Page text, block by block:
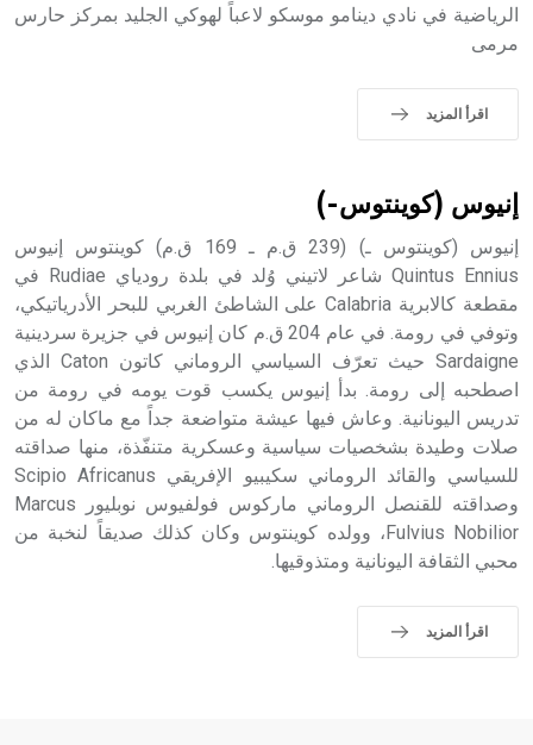
- هل تعلم أن أبجر Abgar اسم معروف جيداً يعود إلى عدد من
sign تكتب منفصلة غير متصلة، وتعتمد المبدأ الأكوروفوني،
حيث تقتصر القيمة الصوتية للعلامة الك
الرياضية في نادي دينامو موسكو لاعباً لهوكي الجليد بمركز حارس
مرمى
اقرأ المزيد
إنيوس (كوينتوس-)
إنيوس (كوينتوس ـ) (239 ق.م ـ 169 ق.م) كوينتوس إنيوس
Quintus Ennius شاعر لاتيني وُلد في بلدة رودياي Rudiae في
مقطعة كالابرية Calabria على الشاطئ الغربي للبحر الأدرياتيكي،
وتوفي في رومة. في عام 204 ق.م كان إنيوس في جزيرة سردينية
Sardaigne حيث تعرّف السياسي الروماني كاتون Caton الذي
اصطحبه إلى رومة. بدأ إنيوس يكسب قوت يومه في رومة من
تدريس اليونانية. وعاش فيها عيشة متواضعة جداً مع ماكان له من
صلات وطيدة بشخصيات سياسية وعسكرية متنفّذة، منها صداقته
للسياسي والقائد الروماني سكيبيو الإفريقي Scipio Africanus
وصداقته للقنصل الروماني ماركوس فولفيوس نوبليور Marcus
Fulvius Nobilior، وولده كوينتوس وكان كذلك صديقاً لنخبة من
محبي الثقافة اليونانية ومتذوقيها.
اقرأ المزيد